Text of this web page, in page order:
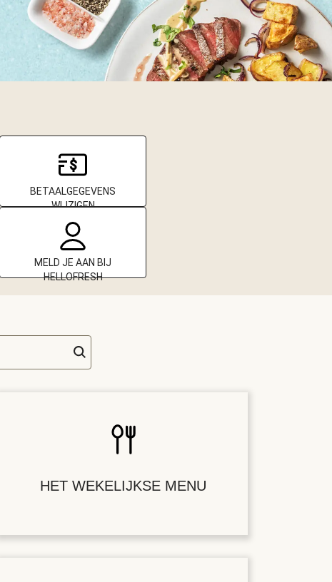
BETAALGEGEVENS
WIJZIGEN
MELD JE AAN BIJ
HELLOFRESH
HET WEKELIJKSE MENU